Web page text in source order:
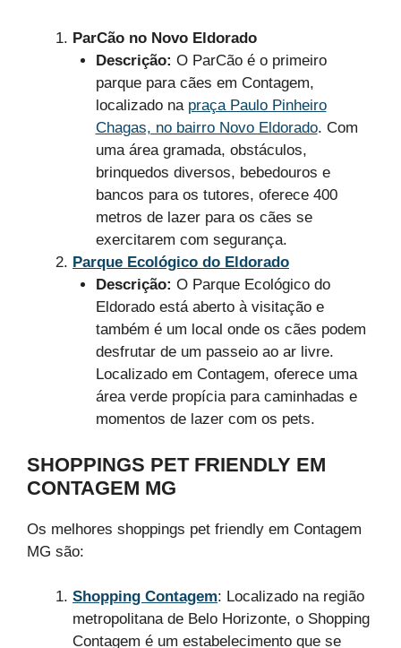
ParCão no Novo Eldorado
Descrição: O ParCão é o primeiro
parque para cães em Contagem,
localizado na praça Paulo Pinheiro
Chagas, no bairro Novo Eldorado. Com
uma área gramada, obstáculos,
brinquedos diversos, bebedouros e
bancos para os tutores, oferece 400
metros de lazer para os cães se
exercitarem com segurança.
Parque Ecológico do Eldorado
Descrição: O Parque Ecológico do
Eldorado está aberto à visitação e
também é um local onde os cães podem
desfrutar de um passeio ao ar livre.
Localizado em Contagem, oferece uma
área verde propícia para caminhadas e
momentos de lazer com os pets.
SHOPPINGS PET FRIENDLY EM
CONTAGEM MG
Os melhores shoppings pet friendly em Contagem
MG são:
Shopping Contagem: Localizado na região
metropolitana de Belo Horizonte, o Shopping
Contagem é um estabelecimento que se